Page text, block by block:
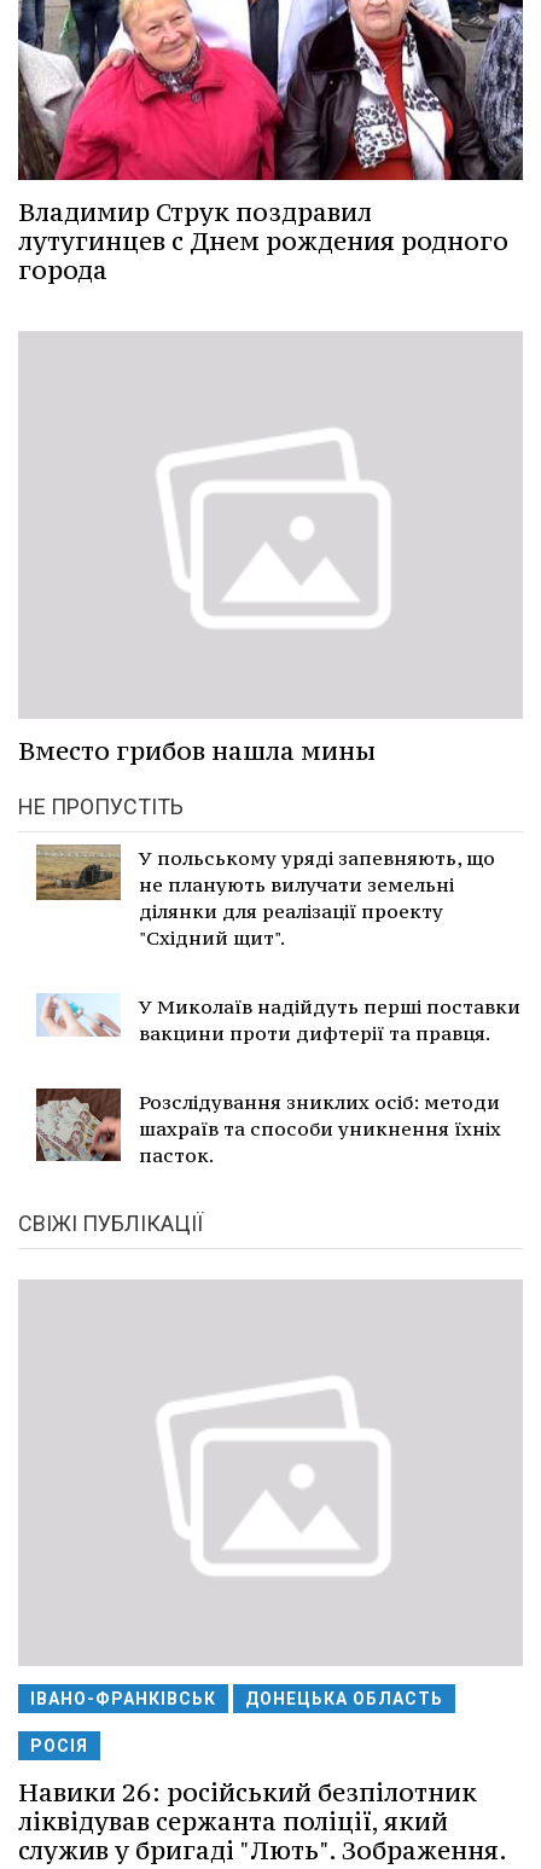
Владимир Струк поздравил
лутугинцев с Днем рождения родного
города
Вместо грибов нашла мины
НЕ ПРОПУСТІТЬ
У польському уряді запевняють, що
не планують вилучати земельні
ділянки для реалізації проекту
"Східний щит".
У Миколаїв надійдуть перші поставки
вакцини проти дифтерії та правця.
Розслідування зниклих осіб: методи
шахраїв та способи уникнення їхніх
пасток.
СВІЖІ ПУБЛІКАЦІЇ
ІВАНО-ФРАНКІВСЬК ДОНЕЦЬКА ОБЛАСТЬ
РОСІЯ
Навики 26: російський безпілотник
ліквідував сержанта поліції, який
служив у бригаді "Лють". Зображення.